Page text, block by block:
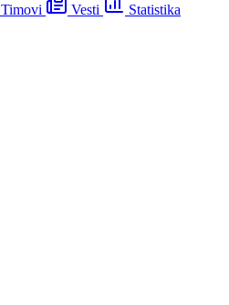
Timovi Vesti
Statistika